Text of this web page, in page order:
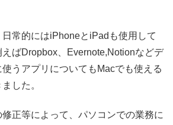
常的にはiPhoneとiPadも使用して
ばDropbox、Evernote,Notionなどデ
うアプリについてもMacでも使える
した。
正等によって、パソコンでの業務に